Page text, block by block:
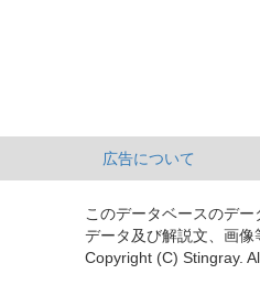
広告について
このデータベースのデ
データ及び解説文、画像
Copyright (C) Stingray.